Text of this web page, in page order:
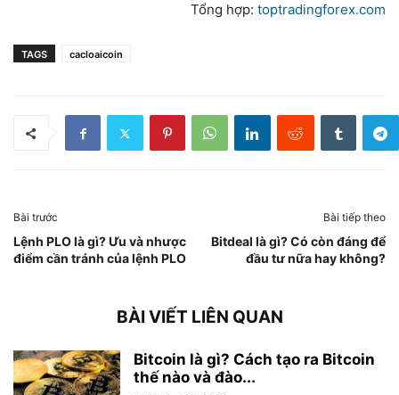
Tổng hợp: toptradingforex.com
TAGS cacloaicoin
Bài trước
Lệnh PLO là gì? Ưu và nhược
điểm cần tránh của lệnh PLO
Bài tiếp theo
Bitdeal là gì? Có còn đáng để
đầu tư nữa hay không?
BÀI VIẾT LIÊN QUAN
Bitcoin là gì? Cách tạo ra Bitcoin
thế nào và đào...